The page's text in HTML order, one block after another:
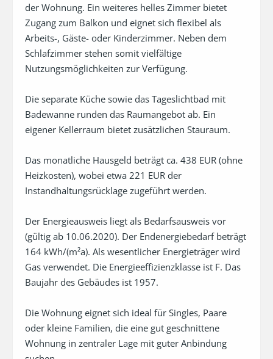
der Wohnung. Ein weiteres helles Zimmer bietet
Zugang zum Balkon und eignet sich flexibel als
Arbeits-, Gäste- oder Kinderzimmer. Neben dem
Schlafzimmer stehen somit vielfältige
Nutzungsmöglichkeiten zur Verfügung.
Die separate Küche sowie das Tageslichtbad mit
Badewanne runden das Raumangebot ab. Ein
eigener Kellerraum bietet zusätzlichen Stauraum.
Das monatliche Hausgeld beträgt ca. 438 EUR (ohne
Heizkosten), wobei etwa 221 EUR der
Instandhaltungsrücklage zugeführt werden.
Der Energieausweis liegt als Bedarfsausweis vor
(gültig ab 10.06.2020). Der Endenergiebedarf beträgt
164 kWh/(m²a). Als wesentlicher Energieträger wird
Gas verwendet. Die Energieeffizienzklasse ist F. Das
Baujahr des Gebäudes ist 1957.
Die Wohnung eignet sich ideal für Singles, Paare
oder kleine Familien, die eine gut geschnittene
Wohnung in zentraler Lage mit guter Anbindung